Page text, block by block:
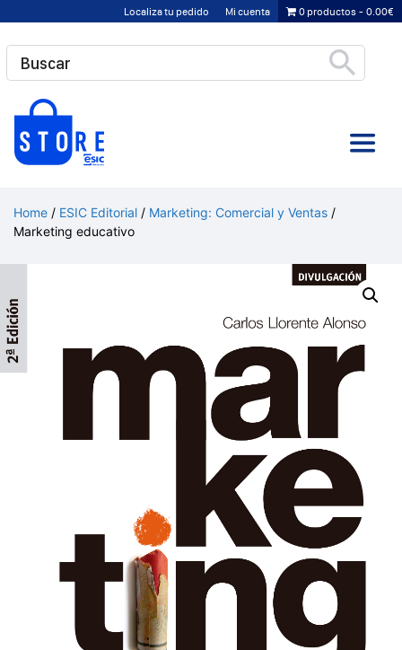
contenido
Localiza tu pedido Mi cuenta 0 productos 0.00€
Home / ESIC Editorial / Marketing: Comercial y Ventas /
Marketing educativo